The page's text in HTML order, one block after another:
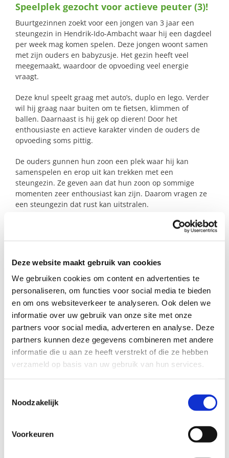
Deze website maakt gebruik van cookies
We gebruiken cookies om content en advertenties te
personaliseren, om functies voor social media te bieden
en om ons websiteverkeer te analyseren. Ook delen we
informatie over uw gebruik van onze site met onze
partners voor social media, adverteren en analyse. Deze
partners kunnen deze gegevens combineren met andere
informatie die u aan ze heeft verstrekt of die ze hebben
verzameld op basis van uw gebruik van hun services.
Noodzakelijk
Voorkeuren
naar:
Speelplek gezocht voor actieve peuter (3)!
Buurtgezinnen zoekt voor een jongen van 3 jaar een
steungezin in Hendrik-Ido-Ambacht waar hij een dagdeel
per week mag komen spelen. Deze jongen woont samen
met zijn ouders en babyzusje. Het gezin heeft veel
meegemaakt, waardoor de opvoeding veel energie
vraagt.
Deze knul speelt graag met auto’s, duplo en lego. Verder
wil hij graag naar buiten om te fietsen, klimmen of
ballen. Daarnaast is hij gek op dieren! Door het
enthousiaste en actieve karakter vinden de ouders de
opvoeding soms pittig.
De ouders gunnen hun zoon een plek waar hij kan
samenspelen en erop uit kan trekken met een
steungezin. Ze geven aan dat hun zoon op sommige
momenten zeer enthousiast kan zijn. Daarom vragen ze
een steungezin dat rust kan uitstralen.
Profiel steungezin
Wij zoeken een gezin in Hendrik-Ido-Ambacht
dat:
Een dagdeel per week beschikbaar is;
Kinderen heeft die iets ouder zijn;
Het leuk vindt om buiten activiteiten te
ondernemen;
Rust kan bieden.
Wil je meer informatie?
coördinator Buurtgezinnen voor de gemeente Hendrik-
. Of bel: 06-